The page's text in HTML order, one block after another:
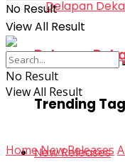
Delapan
Trending
New Releases
No Result
View All Result
No Result
View All Result
HomeNew Releases